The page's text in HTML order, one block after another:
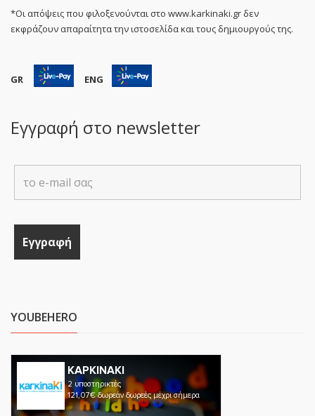
*Οι απόψεις που φιλοξενούνται στο www.karkinaki.gr δεν
εκφράζουν απαραίτητα την ιστοσελίδα και τους δημιουργούς της.
GR ENG
Εγγραφή στο newsletter
YOUBEHERO